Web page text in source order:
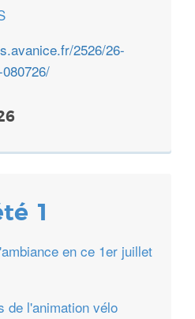
2526/26-
1
en ce 1er juillet
de l'animation vélo